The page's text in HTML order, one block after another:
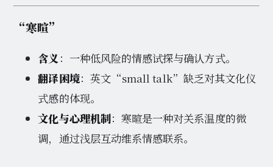
“寒暄”
含义：一种低风险的情感试探与确认方式。
翻译困境：英文“small talk”缺乏对其文化仪
式感的体现。
文化与心理机制：寒暄是一种对关系温度的微
调，通过浅层互动维系情感联系。